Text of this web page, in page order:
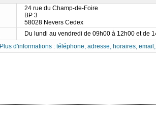
24 rue du Champ-de-Foire
BP 3
58028 Nevers Cedex
Du lundi au vendredi de 09h00 à 12h00 et de
Plus d'informations : téléphone, adresse, horaires,